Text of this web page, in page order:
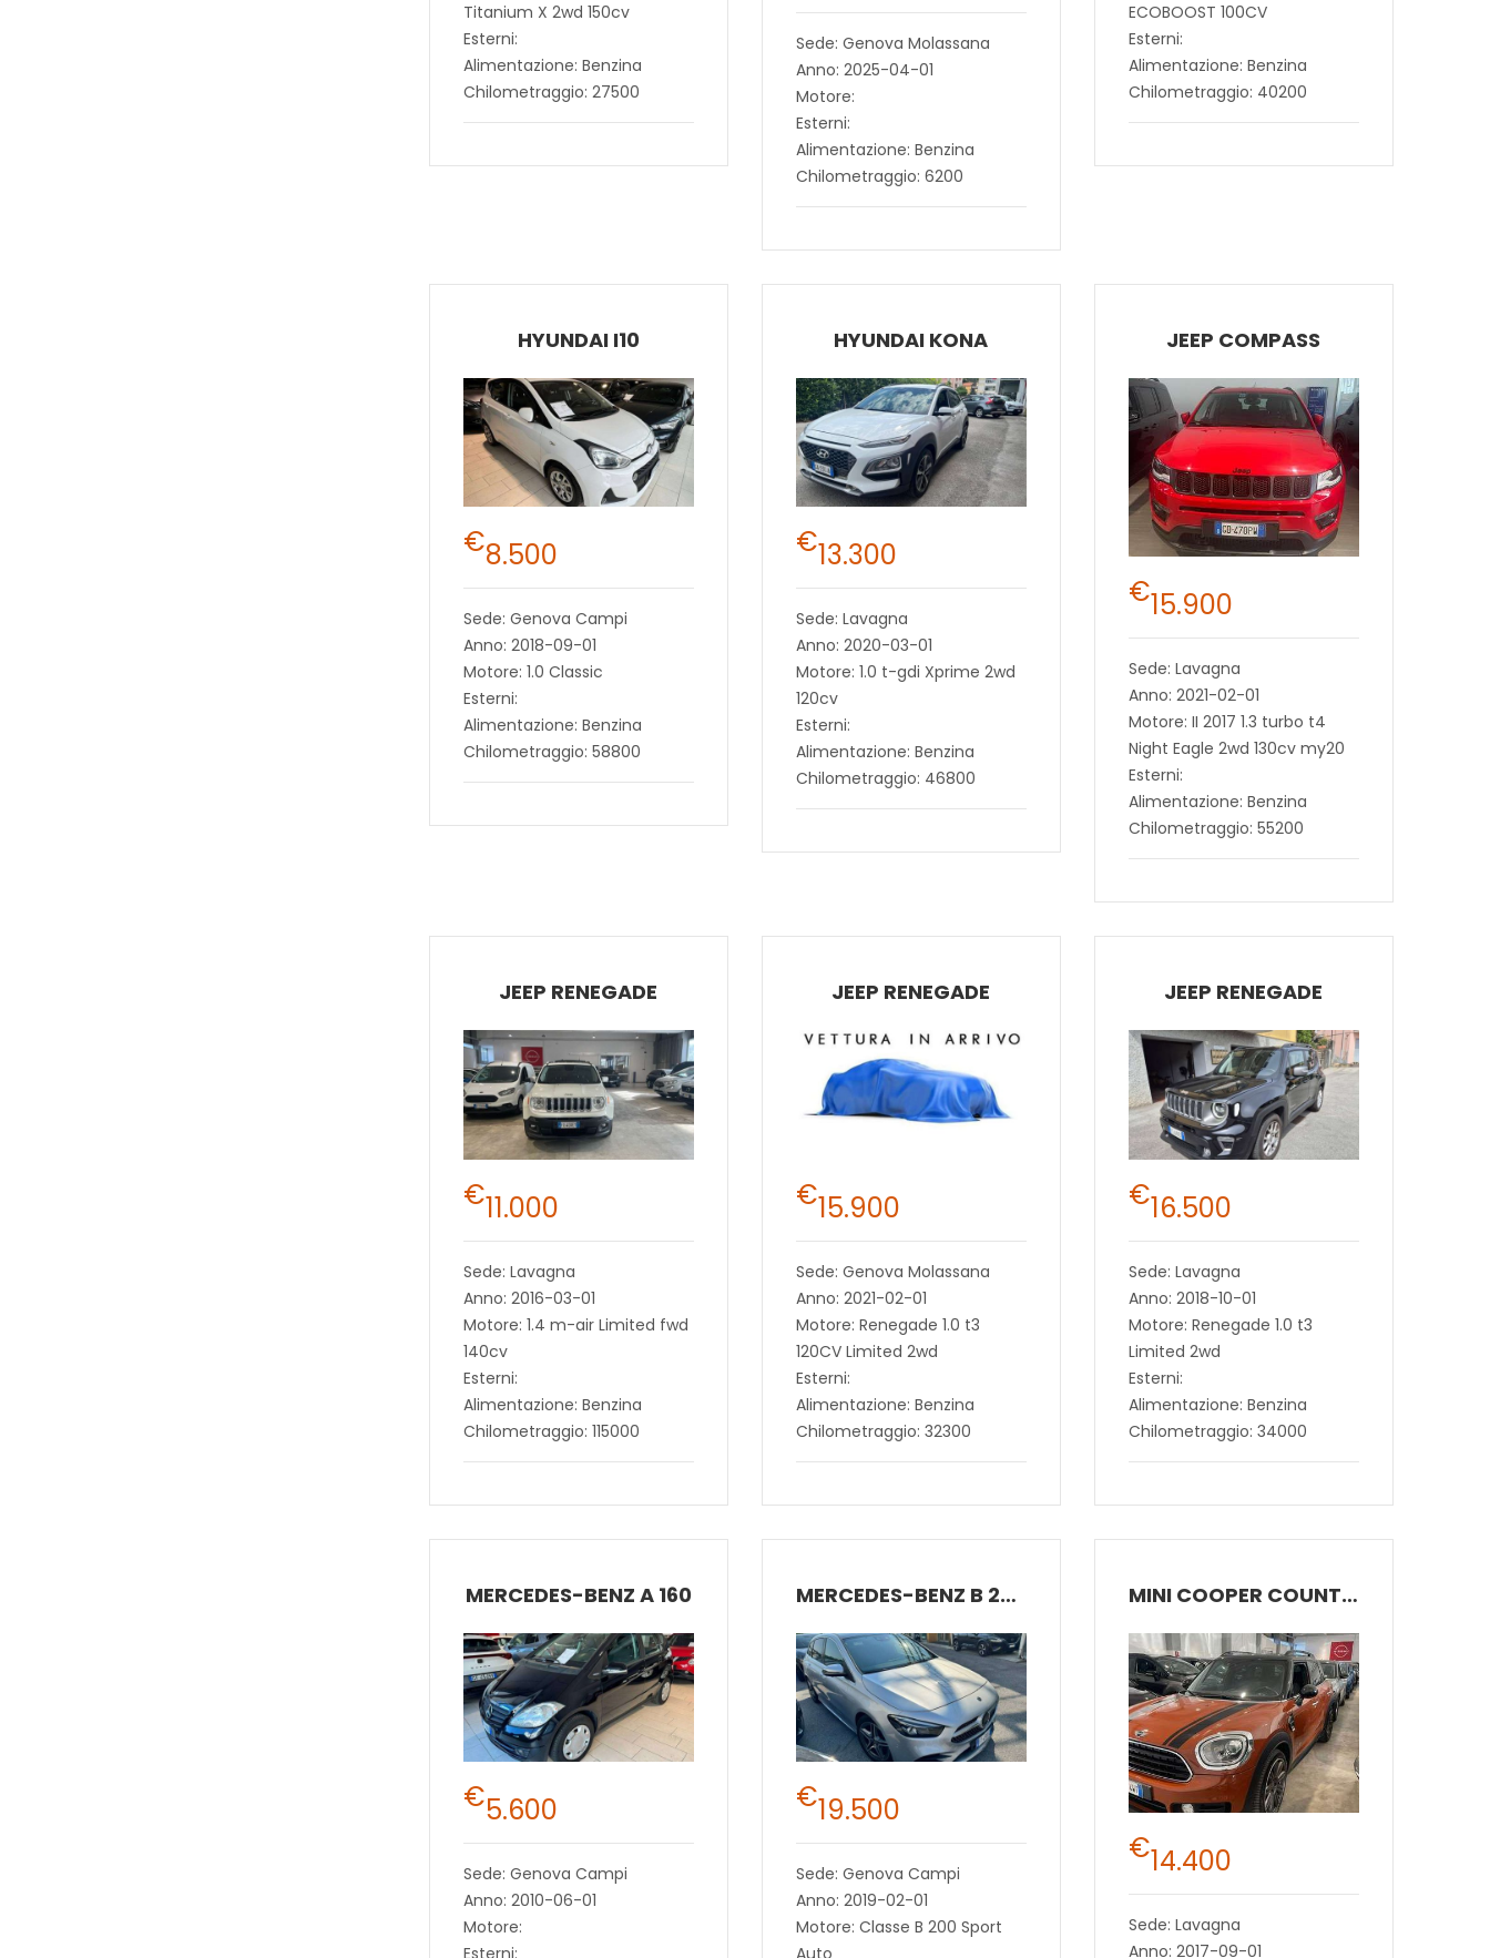
Titanium X 2wd 150cv
Esterni:
Alimentazione: Benzina
Chilometraggio: 27500
Sede: Genova Molassana
Anno: 2025-04-01
Motore:
Esterni:
Alimentazione: Benzina
Chilometraggio: 6200
ECOBOOST 100CV
Esterni:
Alimentazione: Benzina
Chilometraggio: 40200
HYUNDAI I10
€8.500
Sede: Genova Campi
Anno: 2018-09-01
Motore: 1.0 Classic
Esterni:
Alimentazione: Benzina
Chilometraggio: 58800
HYUNDAI KONA
€13.300
Sede: Lavagna
Anno: 2020-03-01
Motore: 1.0 t-gdi Xprime 2wd
120cv
Esterni:
Alimentazione: Benzina
Chilometraggio: 46800
JEEP COMPASS
€15.900
Sede: Lavagna
Anno: 2021-02-01
Motore: II 2017 1.3 turbo t4
Night Eagle 2wd 130cv my20
Esterni:
Alimentazione: Benzina
Chilometraggio: 55200
JEEP RENEGADE
€11.000
Sede: Lavagna
Anno: 2016-03-01
Motore: 1.4 m-air Limited fwd
140cv
Esterni:
Alimentazione: Benzina
Chilometraggio: 115000
JEEP RENEGADE
€15.900
Sede: Genova Molassana
Anno: 2021-02-01
Motore: Renegade 1.0 t3
120CV Limited 2wd
Esterni:
Alimentazione: Benzina
Chilometraggio: 32300
JEEP RENEGADE
€16.500
Sede: Lavagna
Anno: 2018-10-01
Motore: Renegade 1.0 t3
Limited 2wd
Esterni:
Alimentazione: Benzina
Chilometraggio: 34000
MERCEDES-BENZ A 160
€5.600
Sede: Genova Campi
Anno: 2010-06-01
Motore:
MERCEDES-BENZ B 200
€19.500
Sede: Genova Campi
Anno: 2019-02-01
Motore: Classe B 200 Sport
MINI COOPER COUNTRYMAN
€14.400
Sede: Lavagna
Anno: 2017-09-01